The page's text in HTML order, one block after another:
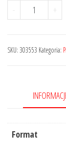
-
ilość
Sądu
sądów
-
+
SKU: 303553 Kategoria:
Format